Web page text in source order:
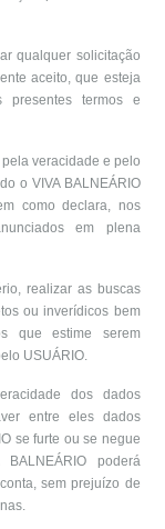
qualquer solicitação
aceito, que esteja
termos e
veracidade e pelo
o VIVA BALNEÁRIO
como declara, nos
em plena
realizar as buscas
ou inverídicos bem
que estime serem
USUÁRIO.
dos dados
entre eles dados
se furte ou se negue
poderá
sem prejuízo de